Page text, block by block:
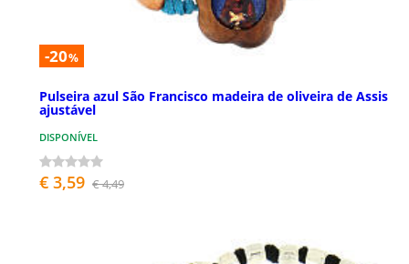
-20%
Pulseira azul São Francisco madeira de oliveira de Assis
ajustável
DISPONÍVEL
€ 3,59 € 4,49